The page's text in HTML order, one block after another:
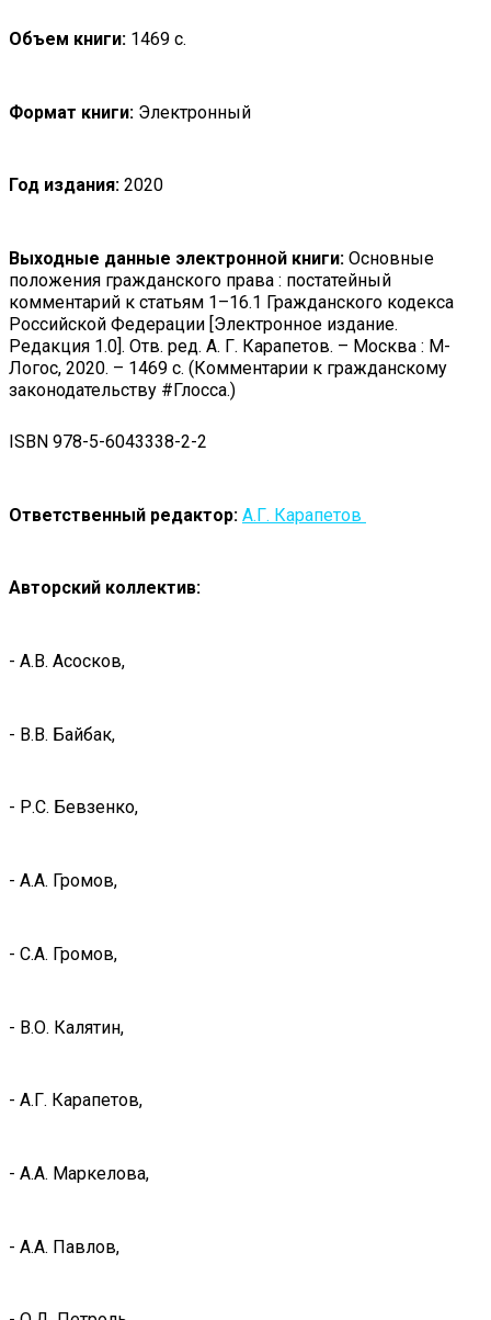
Объем книги: 1469 с.
Формат книги: Электронный
Год издания: 2020
Выходные данные электронной книги: Основные
положения гражданского права : постатейный
комментарий к статьям 1–16.1 Гражданского кодекса
Российской Федерации [Электронное издание.
Редакция 1.0]. Отв. ред. А. Г. Карапетов. – Москва : М-
Логос, 2020. – 1469 с. (Комментарии к гражданскому
законодательству #Глосса.)
ISBN 978-5-6043338-2-2
Ответственный редактор: А.Г. Карапетов
Авторский коллектив:
- А.В. Асосков,
- В.В. Байбак,
- Р.С. Бевзенко,
- А.А. Громов,
- С.А. Громов,
- В.О. Калятин,
- А.Г. Карапетов,
- А.А. Маркелова,
- А.А. Павлов,